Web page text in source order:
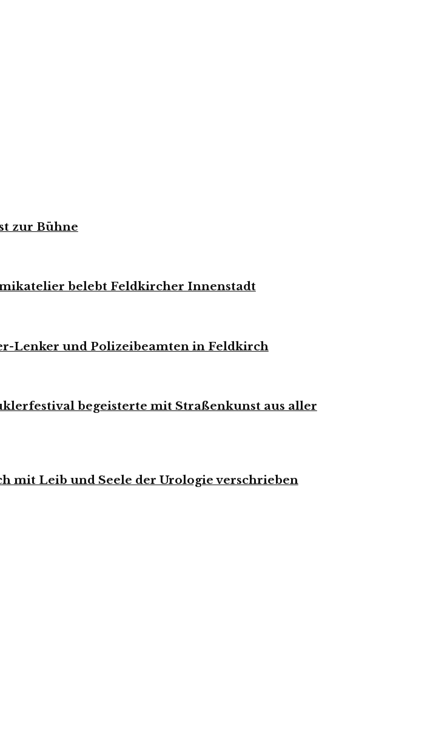
zur Bühne
belebt Feldkircher Innenstadt
Lenker und Polizeibeamten in Feldkirch
begeisterte mit Straßenkunst aus aller
mit Leib und Seele der Urologie verschrieben